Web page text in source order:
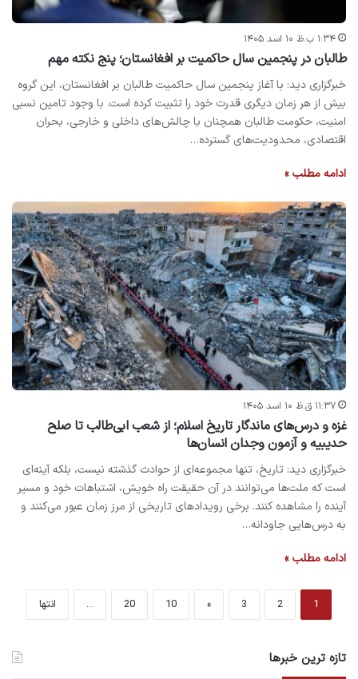
۱:۳۴ ب.ظ ۱۰ اسد ۱۴۰۵
طالبان در پنجمین سال حاکمیت بر افغانستان؛ پنج نکته مهم
خبرگزاری دید: با آغاز پنجمین سال حاکمیت طالبان بر افغانستان، این گروه
بیش از هر زمان دیگری قدرت خود را تثبیت کرده است. با وجود تامین نسبی
امنیت، حکومت طالبان همچنان با چالش‌های داخلی و خارجی، بحران
اقتصادی، محدودیت‌های گسترده…
ادامه مطلب »
۱۱:۳۷ ق.ظ ۱۰ اسد ۱۴۰۵
غزه و درس‌های ماندگار تاریخ اسلام؛ از شعب ابی‌طالب تا صلح
حدیبیه و آزمون وجدان انسان‌ها
خبرگزاری دید: تاریخ، تنها مجموعه‌ای از حوادث گذشته نیست، بلکه آینه‌ای
است که ملت‌ها می‌توانند در آن حقیقت راه خویش، اشتباهات خود و مسیر
آینده را مشاهده کنند. برخی رویدادهای تاریخی از مرز زمان عبور می‌کنند و
به درس‌هایی جاودانه…
ادامه مطلب »
1
2
3
»
10
20
... انتها
تازه ترین خبرها